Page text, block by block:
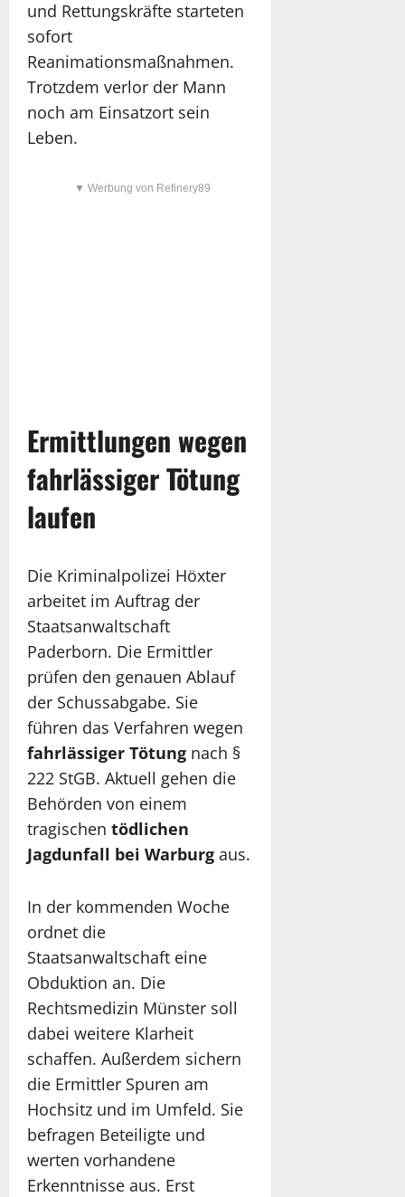
und Rettungskräfte starteten
sofort
Reanimationsmaßnahmen.
Trotzdem verlor der Mann
noch am Einsatzort sein
Leben.
▼ Werbung von Refinery89
Ermittlungen wegen
fahrlässiger Tötung
laufen
Die Kriminalpolizei Höxter
arbeitet im Auftrag der
Staatsanwaltschaft
Paderborn. Die Ermittler
prüfen den genauen Ablauf
der Schussabgabe. Sie
führen das Verfahren wegen
fahrlässiger Tötung nach §
222 StGB. Aktuell gehen die
Behörden von einem
tragischen tödlichen
Jagdunfall bei Warburg aus.
In der kommenden Woche
ordnet die
Staatsanwaltschaft eine
Obduktion an. Die
Rechtsmedizin Münster soll
dabei weitere Klarheit
schaffen. Außerdem sichern
die Ermittler Spuren am
Hochsitz und im Umfeld. Sie
befragen Beteiligte und
werten vorhandene
Erkenntnisse aus. Erst